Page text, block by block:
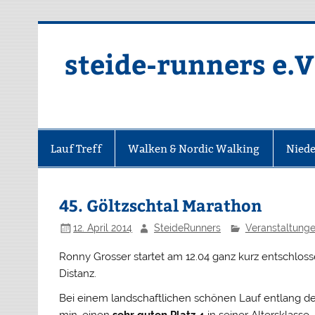
steide-runners
Lauf Treff Walken & Nordic Walking
45. Göltzschtal Marathon
12. April 2014 SteideRunners
Ronny Grosser startet am 12.04 ganz kurz
Distanz.
Bei einem landschaftlichen schönen Lauf entlang